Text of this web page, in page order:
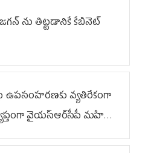
ను తిట్టడానికే కేబినెట్‌
ఉపసంహరణకు వ్యతిరేకంగా
వైయ‌స్ఆర్‌సీపీ మహిళా